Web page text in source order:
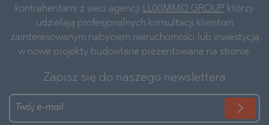
kontrahentami z sieci agencji LUXIMMO GROUP którzy
udzielają profesjonalnych konsultacji klientom
zainteresowanym nabyciem nieruchomości lub inwestycją
w nowe projekty budowlane prezentowane na stronie.
Zapisz się do naszego newslettera